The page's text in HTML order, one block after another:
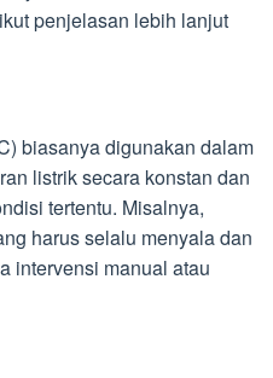
penjelasan lebih lanjut
biasanya digunakan dalam
listrik secara konstan dan
tertentu. Misalnya,
harus selalu menyala dan
intervensi manual atau